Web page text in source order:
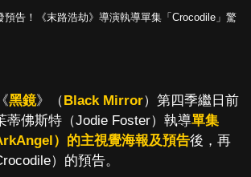
黑鏡》（Black Mirror）第四季繼日前
蒂佛斯特（Jodie Foster）執導單集
）的主視覺海報及預告後，再
）的預告。